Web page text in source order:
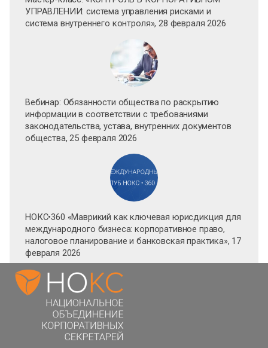
УПРАВЛЕНИИ: система управления рисками и
система внутреннего контроля», 28 февраля 2026
Вебинар: Обязанности общества по раскрытию
информации в соответствии с требованиями
законодательства, устава, внутренних документов
общества, 25 февраля 2026
НОКС•360 «Маврикий как ключевая юрисдикция для
международного бизнеса: корпоративное право,
налоговое планирование и банковская практика», 17
февраля 2026